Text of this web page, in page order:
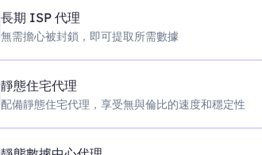
長期 ISP 代理
無需擔心被封鎖，即可提取所需數據
靜態住宅代理
配備靜態住宅代理，享受無與倫比的速度和穩定性